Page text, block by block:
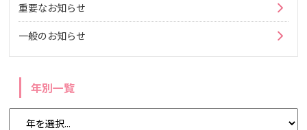
重要なお知らせ
一般のお知らせ
年別一覧